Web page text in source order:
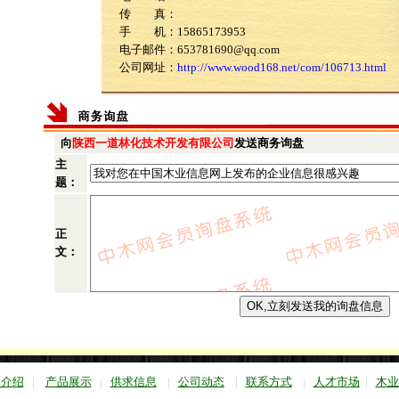
传 真：
手 机：15865173953
电子邮件：653781690@qq.com
公司网址： http://www.wood168.net/com/106713.html
向 陕西一道林化技术开发有限公司 发送商务询盘
主
题：
正
文：
绍 | 产品展示 | 供求信息 | 公司动态 | 联系方式 | 人才市场 |
木